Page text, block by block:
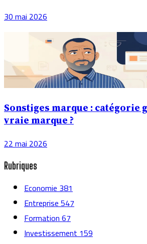
30 mai 2026
Sonstiges marque : catégorie
vraie marque ?
22 mai 2026
Rubriques
Economie381
Entreprise547
Formation67
Investissement159